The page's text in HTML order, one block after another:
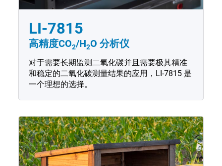
LI-7815
高精度CO2/H2O分析仪
对于需要长期监测二氧化碳并且需要极其精准
和稳定的二氧化碳测量结果的应用，LI-7815 是
一个理想的选择。